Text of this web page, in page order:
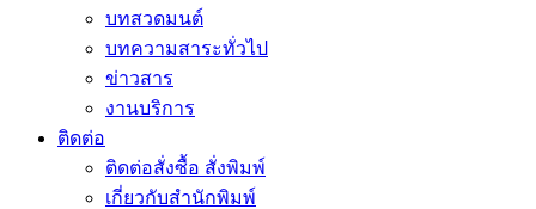
บทสวดมนต์
บทความสาระทั่วไป
ข่าวสาร
งานบริการ
ติดต่อ
ติดต่อสั่งซื้อ สั่งพิมพ์
เกี่ยวกับสำนักพิมพ์